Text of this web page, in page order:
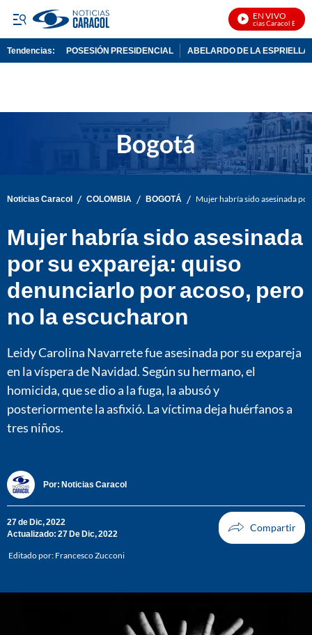
EN VIVO
Noticias Caracol En Vivo
Tendencias: POSESIÓN PRESIDENCIAL ABELARDO DE LA ESPRIELLA
Noticias Caracol / COLOMBIA / BOGOTÁ / Mujer habría sido asesinada
Mujer habría sido asesinada
por su expareja: quiso
denunciarlo por acoso, pero
no la escucharon
Leidy Carolina Navarrete fue asesinada por su expareja
en la víspera de Navidad. Según su hermano, el
homicida, que se dio a la fuga, la abusó y
posteriormente la asfixió. La víctima deja huérfanos a
tres niños.
Por: Noticias Caracol
27 de Dic, 2022
Actualizado: 27 De Dic, 2022
Editado por: Francesco Zucconi